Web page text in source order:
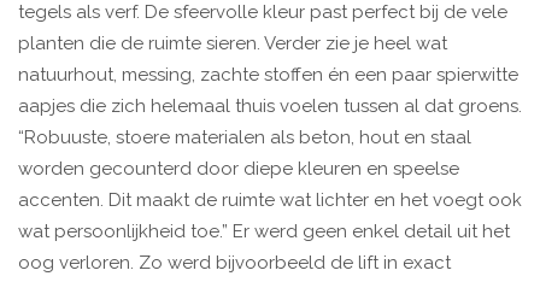
tegels als verf. De sfeervolle kleur past perfect bij de vele
planten die de ruimte sieren. Verder zie je heel wat
natuurhout, messing, zachte stoffen én een paar spierwitte
aapjes die zich helemaal thuis voelen tussen al dat groens.
“Robuuste, stoere materialen als beton, hout en staal
worden gecounterd door diepe kleuren en speelse
accenten. Dit maakt de ruimte wat lichter en het voegt ook
wat persoonlijkheid toe.” Er werd geen enkel detail uit het
oog verloren. Zo werd bijvoorbeeld de lift in exact